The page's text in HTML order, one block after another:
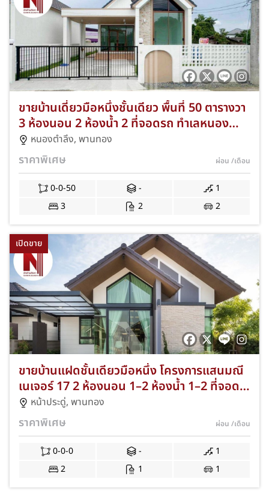
ขายบ้านเดี่ยวมือหนึ่งชั้นเดียว พื้นที่ 50 ตารางวา
3 ห้องนอน 2 ห้องน้ำ 2 ที่จอดรถ ทำเลหนอง
ตำลึง–ซอยเทศบาล 4 อำเภอพานทอง จังหวัด
ชลบุรี พร้อมของแถมจัดเต็มเข้าอยู่ได้ทันที JS-
182
หนองตำลึง, พานทอง
ราคาพิเศษ ผ่อน /เดือน
0-0-50 -
1
3
2 2
เปิดขาย
ขายบ้านแฝดชั้นเดียวมือหนึ่ง โครงการแสนมณี
เนเจอร์ 17 2 ห้องนอน 1–2 ห้องน้ำ 1–2 ที่จอด
รถ ทำเลบ้านเก่า ซอย 6 หลังวัดศรี ตำบลหน้า
ประดู่ พานทอง ชลบุรี JS-258
หน้าประดู่, พานทอง
ราคาพิเศษ ผ่อน /เดือน
0-0-0 -
1
2
1 1